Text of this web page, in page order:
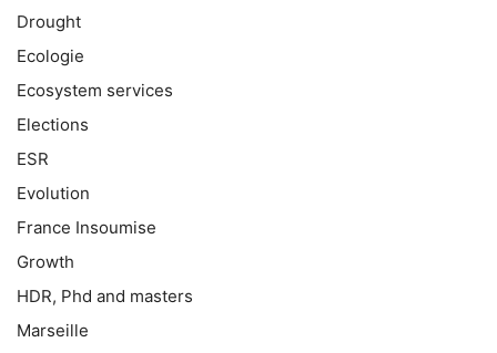
Drought
Ecologie
Ecosystem services
Elections
ESR
Evolution
France Insoumise
Growth
HDR, Phd and masters
Marseille